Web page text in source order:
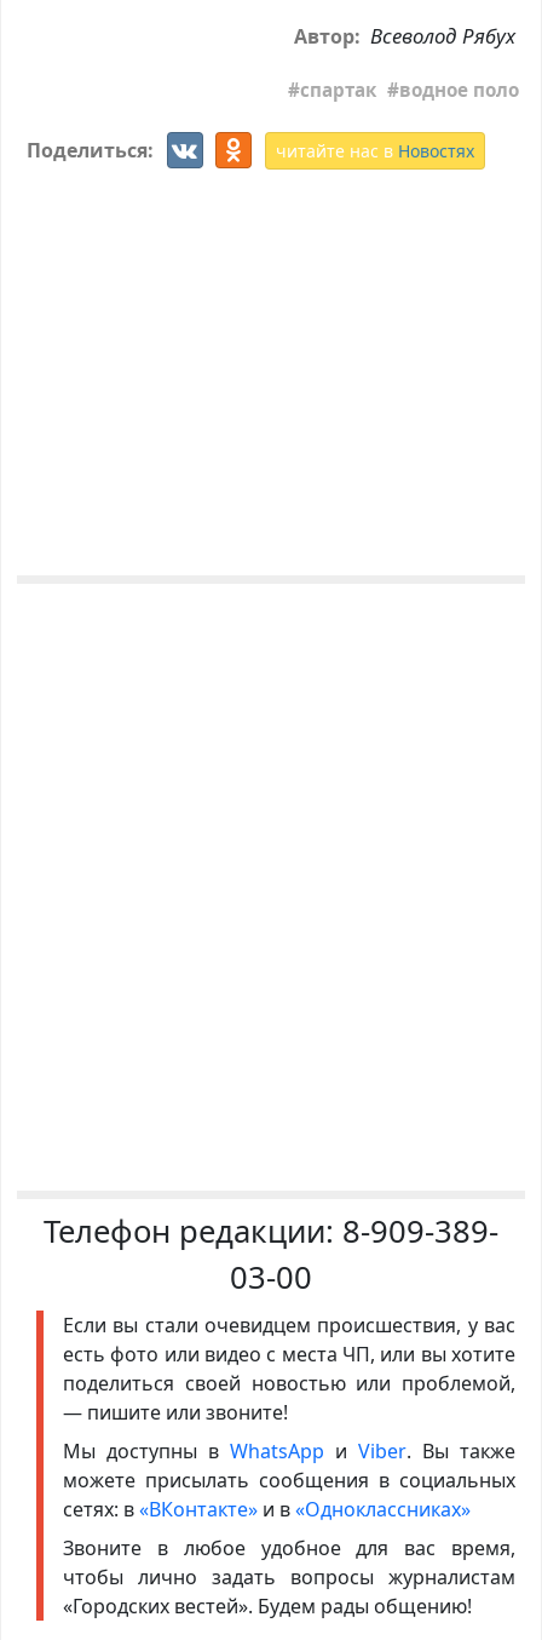
Автор: Всеволод Рябух
спартак водное поло
Поделиться: читайте нас в Новостях
Телефон редакции: 8-909-389-
03-00
Если вы стали очевидцем происшествия, у вас
есть фото или видео с места ЧП, или вы хотите
поделиться своей новостью или проблемой,
— пишите или звоните!
Мы доступны в WhatsApp иViber. Вы также
можете присылать сообщения в социальных
сетях: в«ВКонтакте»и в«Одноклассниках»
Звоните в любое удобное для вас время,
чтобы лично задать вопросы журналистам
«Городских вестей». Будем рады общению!